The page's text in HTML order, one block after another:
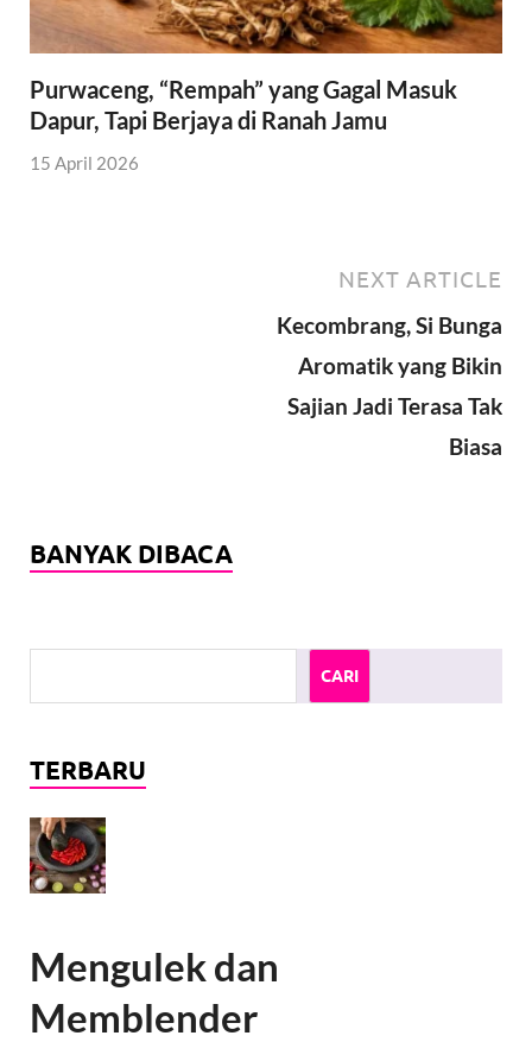
Purwaceng, “Rempah” yang Gagal Masuk
Dapur, Tapi Berjaya di Ranah Jamu
15 April 2026
NEXT ARTICLE
Kecombrang, Si Bunga
Aromatik yang Bikin
Sajian Jadi Terasa Tak
Biasa
BANYAK DIBACA
CARI
TERBARU
Mengulek dan
Memblender